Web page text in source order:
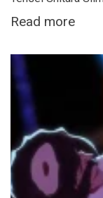
Read more